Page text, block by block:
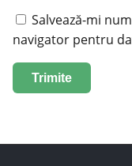
Salvează-mi
navigator pentru